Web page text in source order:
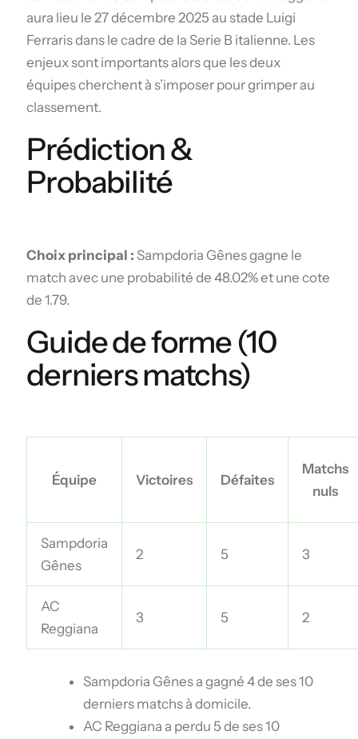
aura lieu le 27 décembre 2025 au stade Luigi
Ferraris dans le cadre de la Serie B italienne. Les
enjeux sont importants alors que les deux
équipes cherchent à s’imposer pour grimper au
classement.
Prédiction &
Probabilité
Choix principal : Sampdoria Gênes gagne le
match avec une probabilité de 48.02% et une cote
de 1.79.
Guide de forme (10
derniers matchs)
Équipe Victoires Défaites
Matchs
nuls
Sampdoria
Gênes
2 5 3
AC
Reggiana
3 5 2
Sampdoria Gênes a gagné 4 de ses 10
derniers matchs à domicile.
AC Reggiana a perdu 5 de ses 10